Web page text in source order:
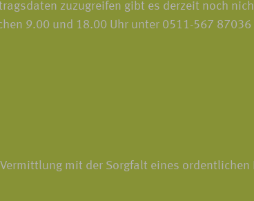
zuzugreifen gibt es derzeit noch
9.00 und 18.00 Uhr unter 0511-567
mit der Sorgfalt eines ordentlichen